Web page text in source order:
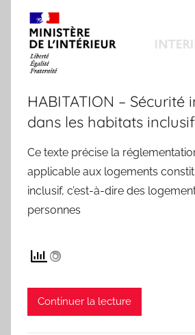
HABITATION – Sécurité
dans les habitats
Ce texte précise la
applicable aux logements
inclusif, c’est-à-dire des
personnes
Continuer la lecture